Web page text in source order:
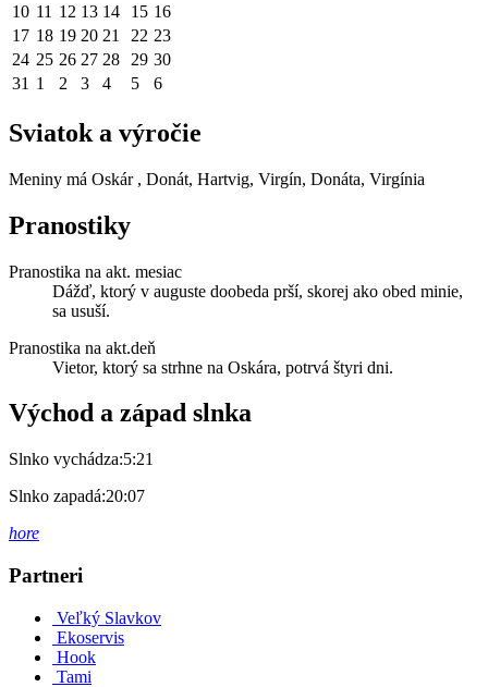
10 11 12 13 14 15 16
17 18 19 20 21 22 23
24 25 26 27 28 29 30
31 1 2 3 4 5 6
Sviatok a výročie
Meniny má Oskár , Donát, Hartvig, Virgín, Donáta, Virgínia
Pranostiky
Pranostika na akt. mesiac
Dážď, ktorý v auguste doobeda prší, skorej ako obed minie,
sa usuší.
Pranostika na akt.deň
Vietor, ktorý sa strhne na Oskára, potrvá štyri dni.
Východ a západ slnka
Slnko vychádza:5:21
Slnko zapadá:20:07
hore
Partneri
Veľký Slavkov
Ekoservis
Hook
Tami